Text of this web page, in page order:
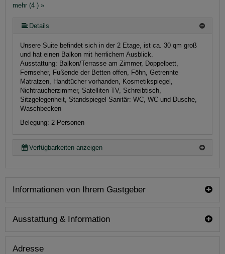
mehr (4 ) »
Details
Unsere Suite befindet sich in der 2 Etage, ist ca. 30 qm groß
und hat einen Balkon mit herrlichem Ausblick.
Ausstattung: Balkon/Terrasse am Zimmer, Doppelbett,
Fernseher, Fußende der Betten offen, Föhn, Getrennte
Matratzen, Handtücher vorhanden, Kosmetikspiegel,
Nichtraucherzimmer, Satelliten TV, Schreibtisch,
Sitzgelegenheit, Standspiegel Sanitär: WC, WC und Dusche,
Waschbecken
Belegung: 2 Personen
Verfügbarkeiten anzeigen
Informationen von Ihrem Gastgeber
Ausstattung & Information
Adresse